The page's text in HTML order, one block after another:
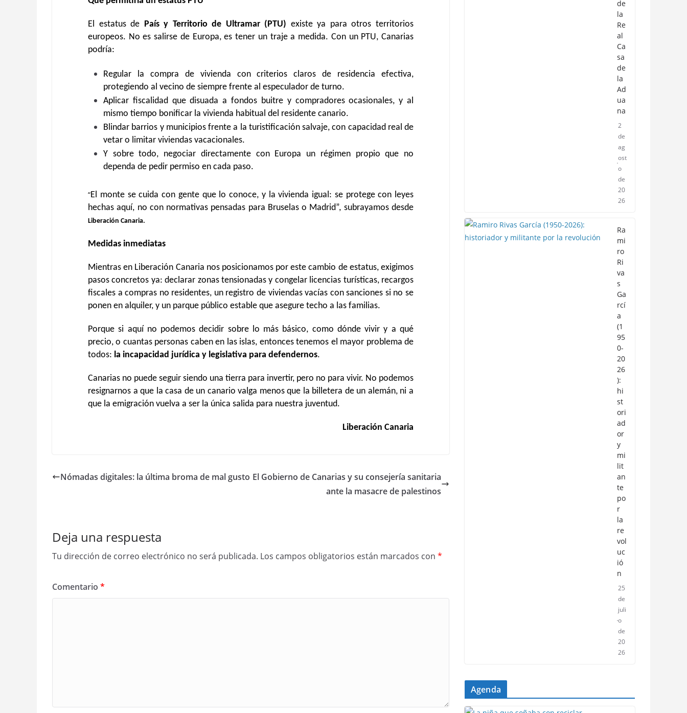
El estatus de País y Territorio de Ultramar (PTU) existe ya para otros territorios
europeos. No es salirse de Europa, es tener un traje a medida. Con un PTU, Canarias
podría:
Regular la compra de vivienda con criterios claros de residencia efectiva,
protegiendo al vecino de siempre frente al especulador de turno.
Aplicar fiscalidad que disuada a fondos buitre y compradores ocasionales, y al
mismo tiempo bonificar la vivienda habitual del residente canario.
Blindar barrios y municipios frente a la turistificación salvaje, con capacidad real de
vetar o limitar viviendas vacacionales.
Y sobre todo, negociar directamente con Europa un régimen propio que no
dependa de pedir permiso en cada paso.
“El monte se cuida con gente que lo conoce, y la vivienda igual: se protege con leyes
hechas aquí, no con normativas pensadas para Bruselas o Madrid”, subrayamos desde
Liberación Canaria.
Medidas inmediatas
Mientras en Liberación Canaria nos posicionamos por este cambio de estatus, exigimos
pasos concretos ya: declarar zonas tensionadas y congelar licencias turísticas, recargos
fiscales a compras no residentes, un registro de viviendas vacías con sanciones si no se
ponen en alquiler, y un parque público estable que asegure techo a las familias.
Porque si aquí no podemos decidir sobre lo más básico, como dónde vivir y a qué
precio, o cuantas personas caben en las islas, entonces tenemos el mayor problema de
todos: la incapacidad jurídica y legislativa para defendernos.
Canarias no puede seguir siendo una tierra para invertir, pero no para vivir. No podemos
resignarnos a que la casa de un canario valga menos que la billetera de un alemán, ni a
que la emigración vuelva a ser la única salida para nuestra juventud.
Liberación Canaria
Nómadas digitales: la última broma de mal gusto El Gobierno de Canarias y su consejería sanitaria
ante la masacre de palestinos
Deja una respuesta
Tu dirección de correo electrónico no será publicada. Los campos obligatorios están marcados con *
Comentario *
de
la
Re
al
Ca
sa
de
la
Ad
ua
na
2
de
ag
ost
o
de
20
26
Ra
mi
ro
Ri
va
s
Ga
rcí
a
(1
95
0-
20
26
):
hi
st
ori
ad
or
y
mi
lit
an
te
po
r
la
re
vol
uc
ió
n
25
de
juli
o
de
20
26
Agenda